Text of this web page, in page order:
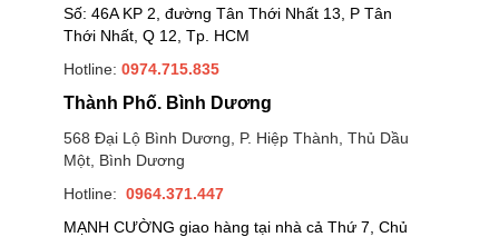
Số: 46A KP 2, đường Tân Thới Nhất 13, P Tân
Thới Nhất, Q 12, Tp. HCM
Hotline: 0974.715.835
Thành Phố. Bình Dương
568 Đại Lộ Bình Dương, P. Hiệp Thành, Thủ Dầu
Một, Bình Dương
Hotline: 0964.371.447
MẠNH CƯỜNG giao hàng tại nhà cả Thứ 7, Chủ